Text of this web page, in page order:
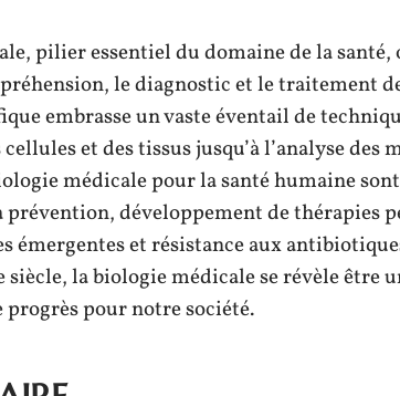
pilier essentiel du domaine de la santé,
le diagnostic et le traitement
embrasse un vaste éventail de
et des tissus jusqu’à l’analyse des
médicale pour la santé humaine
développement de thérapies
émergentes et résistance aux
siècle, la biologie médicale se révèle être
progrès pour notre société.